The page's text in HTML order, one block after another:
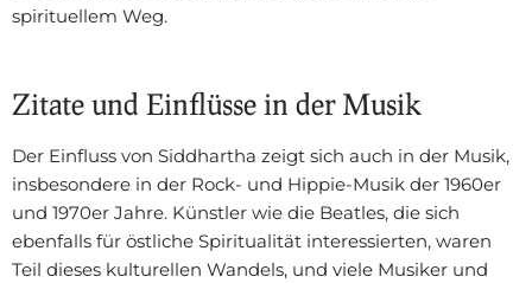
spirituellem Weg.
Zitate und Einflüsse in der Musik
Der Einfluss von Siddhartha zeigt sich auch in der Musik,
insbesondere in der Rock- und Hippie-Musik der 1960er
und 1970er Jahre. Künstler wie die Beatles, die sich
ebenfalls für östliche Spiritualität interessierten, waren
Teil dieses kulturellen Wandels, und viele Musiker und